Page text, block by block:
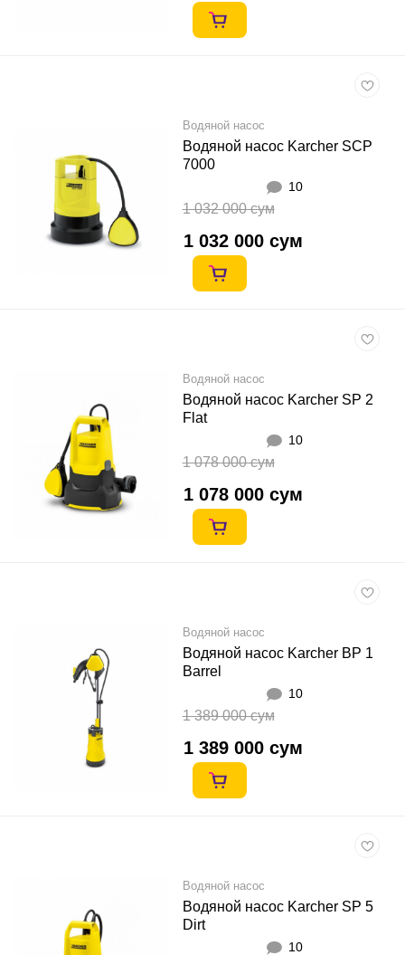
Водяной насос
Водяной насос Karcher SCP
7000
10
1 032 000 сум
1 032 000 сум
Водяной насос
Водяной насос Karcher SP 2
Flat
10
1 078 000 сум
1 078 000 сум
Водяной насос
Водяной насос Karcher BP 1
Barrel
10
1 389 000 сум
1 389 000 сум
Водяной насос
Водяной насос Karcher SP 5
Dirt
10